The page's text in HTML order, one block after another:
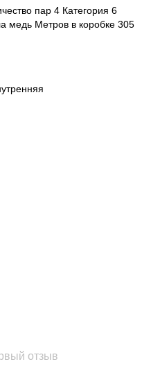
пар 4 Категория 6
медь Метров в коробке 305
отзыв